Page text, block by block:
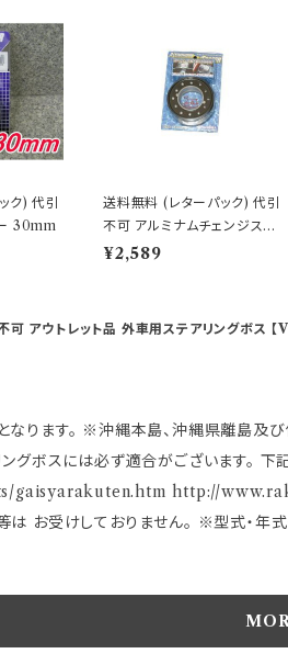
ク) 代引
30mm
送料無料 (レターパック) 代引
不可 アルミナムチェンジスペ
ーサー オールブラック 【HK-
¥2,589
送料無料（沖縄・離島除く）代引不可 アウトレット品 外車用ステアリン
)です。 ご注文後、金額を修正しご
gold/hkbsports/rakutensyochuui.htm 未確認
は お受けしておりません。 ※型式・年
の他のハンドルで、ホーン ボタンの裏
両方に配線しないとホーンが鳴りません。 ※エアバックダミ